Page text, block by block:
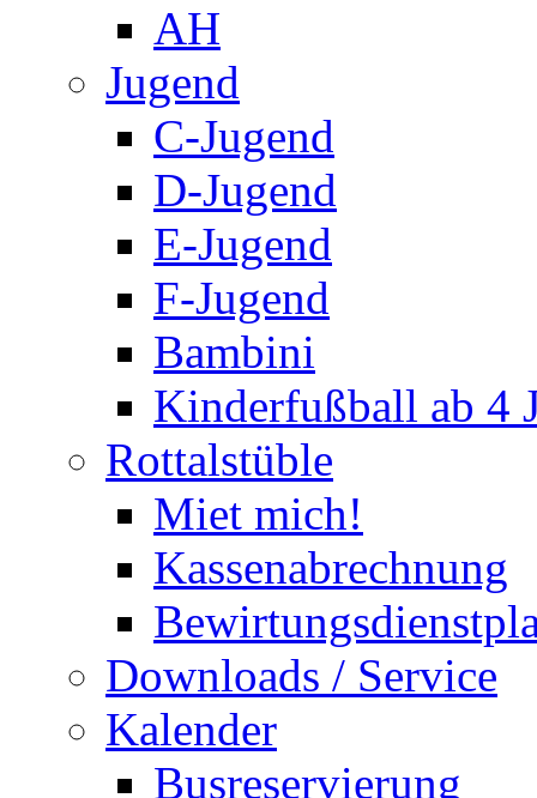
AH
Jugend
C-Jugend
D-Jugend
E-Jugend
F-Jugend
Bambini
Kinderfußball ab 4
Rottalstüble
Miet mich!
Kassenabrechnung
Downloads / Service
Kalender
Busreservierung